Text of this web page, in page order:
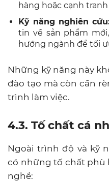
hàng hoặc cạnh
Kỹ năng nghiên
tin về sản phẩm
hướng ngành để tối
Những kỹ năng này
đào tạo mà còn cần
trình làm việc.
4.3. Tố chất cá
Ngoài trình độ và kỹ
có những tố chất phù
nghề: